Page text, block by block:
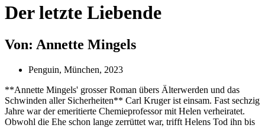
Der letzte Liebende
Von: Annette Mingels
Penguin, München, 2023
**Annette Mingels' grosser Roman übers Älterwerden und das
Schwinden aller Sicherheiten** Carl Kruger ist einsam. Fast sechzig
Jahre war der emeritierte Chemieprofessor mit Helen verheiratet.
Obwohl die Ehe schon lange zerrüttet war, trifft Helens Tod ihn bis